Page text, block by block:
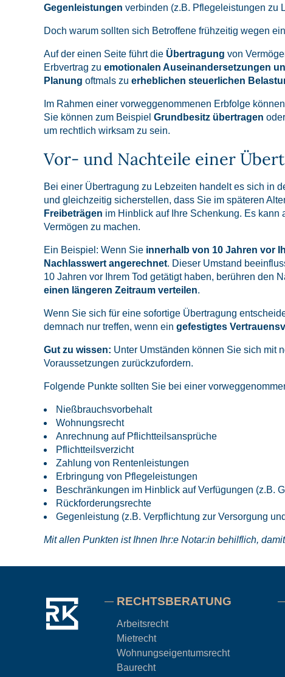
Gegenleistungen verbinden (z.B. Pflegeleistungen zu
Doch warum sollten sich Betroffene frühzeitig wegen
Auf der einen Seite führt die Übertragung von
Erbvertrag zu emotionalen Auseinandersetzungen
Planung oftmals zu erheblichen steuerlichen
Im Rahmen einer vorweggenommenen Erbfolge
Sie können zum Beispiel Grundbesitz übertragen
um rechtlich wirksam zu sein.
Vor- und Nachteile einer
Bei einer Übertragung zu Lebzeiten handelt es sich in
und gleichzeitig sicherstellen, dass Sie im späteren
Freibeträgen im Hinblick auf Ihre Schenkung. Es
Vermögen zu machen.
Ein Beispiel: Wenn Sie innerhalb von 10 Jahren vor
Nachlasswert angerechnet. Dieser Umstand
10 Jahren vor Ihrem Tod getätigt haben, berühren den
einen längeren Zeitraum verteilen.
Wenn Sie sich für eine sofortige Übertragung
demnach nur treffen, wenn ein gefestigtes
Gut zu wissen: Unter Umständen können Sie sich mit
Voraussetzungen zurückzufordern.
Folgende Punkte sollten Sie bei einer
Nießbrauchsvorbehalt
Wohnungsrecht
Anrechnung auf Pflichtteilsansprüche
Pflichtteilsverzicht
Zahlung von Rentenleistungen
Erbringung von Pflegeleistungen
Beschränkungen im Hinblick auf Verfügungen (z.B.
Rückforderungsrechte
Gegenleistung (z.B. Verpflichtung zur Versorgung
Mit allen Punkten ist Ihnen Ihr:e Notar:in behilflich,
RECHTSBERATUNG
Arbeitsrecht
Mietrecht
Wohnungseigentumsrecht
Baurecht